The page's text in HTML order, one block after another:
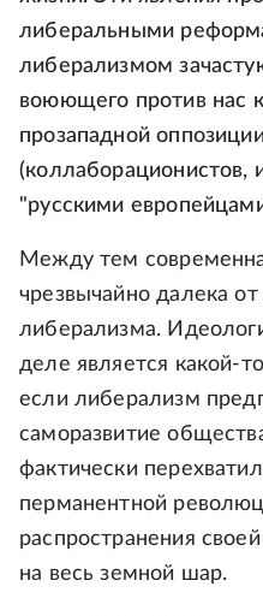
либеральными
либерализмом
воюющего против нас
прозападной
"русскими
Между тем
чрезвычайно далека от
либерализма.
деле является какой-
если либерализм
саморазвитие
фактически
перманентной
распространения
на весь земной шар.